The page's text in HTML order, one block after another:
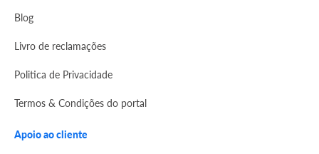
Blog
Livro de reclamações
Politica de Privacidade
Termos & Condições do portal
Apoio ao cliente